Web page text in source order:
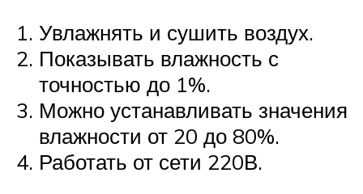
Увлажнять и сушить воздух.
Показывать влажность с
точностью до 1%.
Можно устанавливать значения
влажности от 20 до 80%.
Работать от сети 220В.